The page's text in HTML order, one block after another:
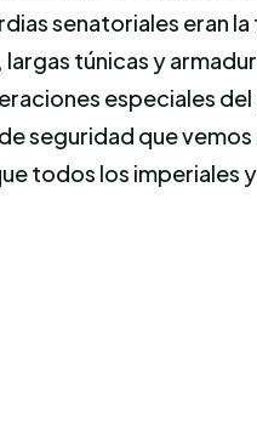
senatoriales
túnicas y
especiales
seguridad que
todos los imperiales